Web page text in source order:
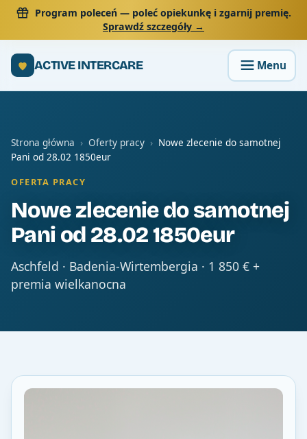
Program poleceń— poleć opiekunkę i zgarnij premię.
Sprawdź szczegóły →
ACTIVE INTERCARE
Strona główna › Oferty pracy › Nowe zlecenie do samotnej
Pani od 28.02 1850eur
OFERTA PRACY
Nowe zlecenie do samotnej
Pani od 28.02 1850eur
Aschfeld · Badenia-Wirtembergia · 1 850 € +
premia wielkanocna